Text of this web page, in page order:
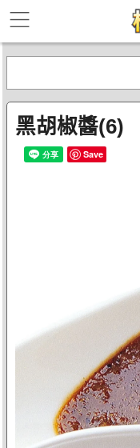
黑胡椒醬(6)
Save